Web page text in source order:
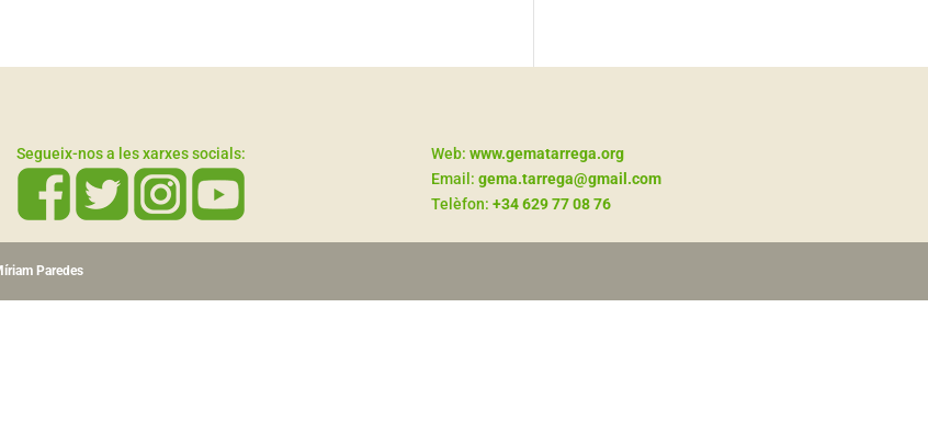
Segueix-nos a les xarxes socials: Web: www.gematarrega.org
Email: gema.tarrega@gmail.com
Telèfon: +34 629 77 08 76
Paredes